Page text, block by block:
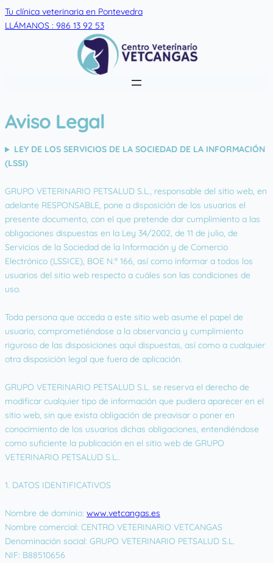
Skip
to
Tu clínica veterinaria en Pontevedra
LLÁMANOS : 986 13 92 53
Aviso Legal
LEY DE LOS SERVICIOS DE LA SOCIEDAD DE LA INFORMACIÓN
(LSSI)
GRUPO VETERINARIO PETSALUD S.L., responsable del sitio web, en
adelante RESPONSABLE, pone a disposición de los usuarios el
presente documento, con el que pretende dar cumplimiento a las
obligaciones dispuestas en la Ley 34/2002, de 11 de julio, de
Servicios de la Sociedad de la Información y de Comercio
Electrónico (LSSICE), BOE N.º 166, así como informar a todos los
usuarios del sitio web respecto a cuáles son las condiciones de
uso.
Toda persona que acceda a este sitio web asume el papel de
usuario, comprometiéndose a la observancia y cumplimiento
riguroso de las disposiciones aquí dispuestas, así como a cualquier
otra disposición legal que fuera de aplicación.
GRUPO VETERINARIO PETSALUD S.L. se reserva el derecho de
modificar cualquier tipo de información que pudiera aparecer en el
sitio web, sin que exista obligación de preavisar o poner en
conocimiento de los usuarios dichas obligaciones, entendiéndose
como suficiente la publicación en el sitio web de GRUPO
VETERINARIO PETSALUD S.L..
1. DATOS IDENTIFICATIVOS
Nombre de dominio: www.vetcangas.es
Nombre comercial: CENTRO VETERINARIO VETCANGAS
Denominación social: GRUPO VETERINARIO PETSALUD S.L.
NIF: B88510656